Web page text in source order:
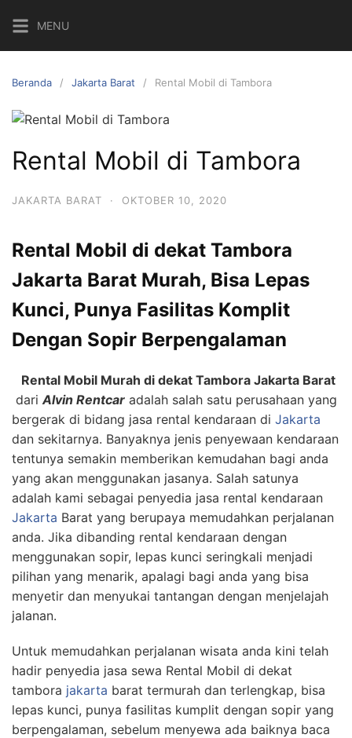
ke
konten
MENU
Beranda Jakarta Barat Rental Mobil di Tambora
Rental Mobil di Tambora
JAKARTA BARAT · OKTOBER 10, 2020
Rental Mobil di dekat Tambora
Jakarta Barat Murah, Bisa Lepas
Kunci, Punya Fasilitas Komplit
Dengan Sopir Berpengalaman
Rental Mobil Murah di dekat Tambora Jakarta Barat
dari Alvin Rentcar adalah salah satu perusahaan yang
bergerak di bidang jasa rental kendaraan di Jakarta
dan sekitarnya. Banyaknya jenis penyewaan kendaraan
tentunya semakin memberikan kemudahan bagi anda
yang akan menggunakan jasanya. Salah satunya
adalah kami sebagai penyedia jasa rental kendaraan
Jakarta Barat yang berupaya memudahkan perjalanan
anda. Jika dibanding rental kendaraan dengan
menggunakan sopir, lepas kunci seringkali menjadi
pilihan yang menarik, apalagi bagi anda yang bisa
menyetir dan menyukai tantangan dengan menjelajah
jalanan.
Untuk memudahkan perjalanan wisata anda kini telah
hadir penyedia jasa sewa Rental Mobil di dekat
tambora jakarta barat termurah dan terlengkap, bisa
lepas kunci, punya fasilitas kumplit dengan sopir yang
berpengalaman, sebelum menyewa ada baiknya baca